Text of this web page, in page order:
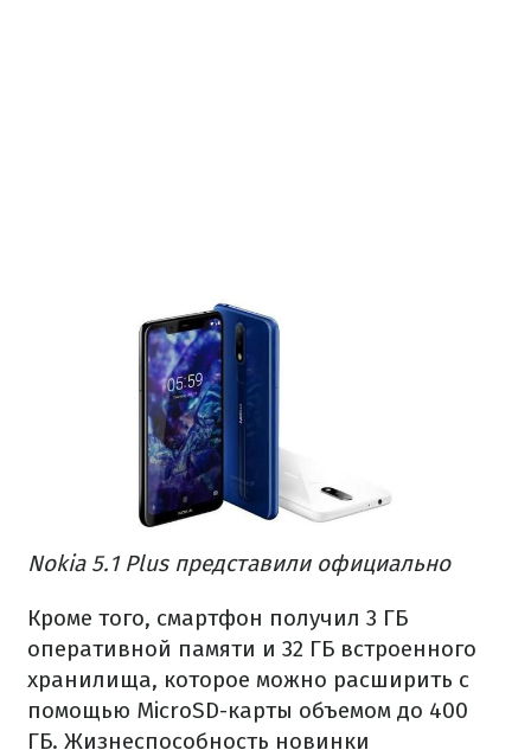
Nokia 5.1 Plus представили официально
Кроме того, смартфон получил 3 ГБ
оперативной памяти и 32 ГБ встроенного
хранилища, которое можно расширить с
помощью MicroSD-карты объемом до 400
ГБ. Жизнеспособность новинки